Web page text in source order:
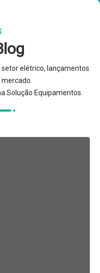
elétrico, lançamentos
mercado.
Solução Equipamentos.